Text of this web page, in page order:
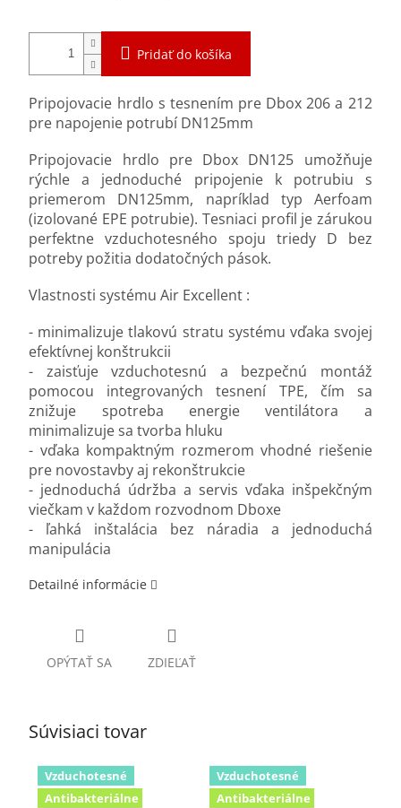
Pridať do košíka
Pripojovacie hrdlo s tesnením pre Dbox 206 a 212
pre napojenie potrubí DN125mm
Pripojovacie hrdlo pre Dbox DN125 umožňuje
rýchle a jednoduché pripojenie k potrubiu s
priemerom DN125mm, napríklad typ Aerfoam
(izolované EPE potrubie). Tesniaci profil je zárukou
perfektne vzduchotesného spoju triedy D bez
potreby požitia dodatočných pások.
Vlastnosti systému Air Excellent :
- minimalizuje tlakovú stratu systému vďaka svojej
efektívnej konštrukcii
- zaisťuje vzduchotesnú a bezpečnú montáž
pomocou integrovaných tesnení TPE, čím sa
znižuje spotreba energie ventilátora a
minimalizuje sa tvorba hluku
- vďaka kompaktným rozmerom vhodné riešenie
pre novostavby aj rekonštrukcie
- jednoduchá údržba a servis vďaka inšpekčným
viečkam v každom rozvodnom Dboxe
- ľahká inštalácia bez náradia a jednoduchá
manipulácia
Detailné informácie
OPÝTAŤ SA ZDIEĽAŤ
Súvisiaci tovar
Vzduchotesné
Antibakteriálne
Vzduchotesné
Antibakteriálne